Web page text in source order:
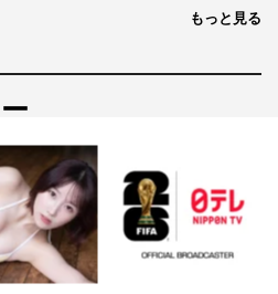
もっと見る